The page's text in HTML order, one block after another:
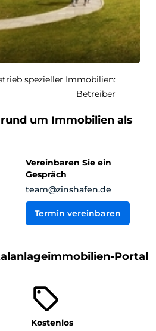
spezieller Immobilien:
Betreiber
um Immobilien als
Vereinbaren Sie ein
Gespräch
team@zinshafen.de
Termin vereinbaren
Portal
Kostenlos